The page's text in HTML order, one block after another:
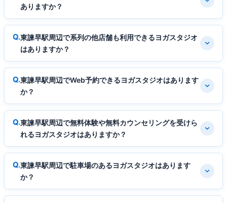
ありますか？
東諫早駅周辺で系列の他店舗も利用できるヨガスタジオ
はありますか？
東諫早駅周辺でWeb予約できるヨガスタジオはあります
か？
東諫早駅周辺で無料体験や無料カウンセリングを受けら
れるヨガスタジオはありますか？
東諫早駅周辺で駐車場のあるヨガスタジオはあります
か？